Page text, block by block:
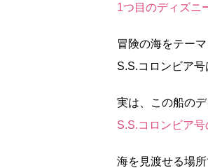
1つ目のディズニ
冒険の海をテー
S.S.コロンビア号
実は、この船の
S.S.コロンビア
海を見渡せる場